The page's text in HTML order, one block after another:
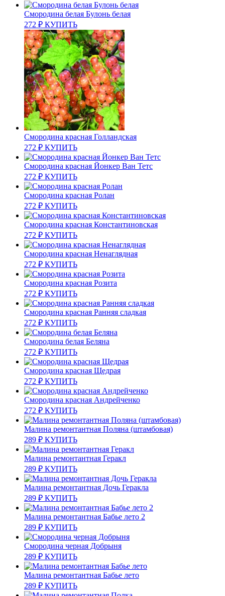
Смородина белая Булонь белая
272 ₽ КУПИТЬ
Смородина красная Голландская
272 ₽ КУПИТЬ
Смородина красная Йонкер Ван Тетс
272 ₽ КУПИТЬ
Смородина красная Ролан
272 ₽ КУПИТЬ
Смородина красная Константиновская
272 ₽ КУПИТЬ
Смородина красная Ненаглядная
272 ₽ КУПИТЬ
Смородина красная Розита
272 ₽ КУПИТЬ
Смородина красная Ранняя сладкая
272 ₽ КУПИТЬ
Смородина белая Беляна
272 ₽ КУПИТЬ
Смородина красная Щедрая
272 ₽ КУПИТЬ
Смородина красная Андрейченко
272 ₽ КУПИТЬ
Малина ремонтантная Поляна (штамбовая)
289 ₽ КУПИТЬ
Малина ремонтантная Геракл
289 ₽ КУПИТЬ
Малина ремонтантная Дочь Геракла
289 ₽ КУПИТЬ
Малина ремонтантная Бабье лето 2
289 ₽ КУПИТЬ
Смородина черная Добрыня
289 ₽ КУПИТЬ
Малина ремонтантная Бабье лето
289 ₽ КУПИТЬ